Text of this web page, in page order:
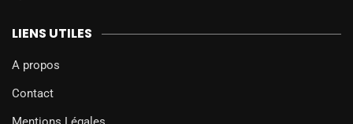
LIENS UTILES
A propos
Contact